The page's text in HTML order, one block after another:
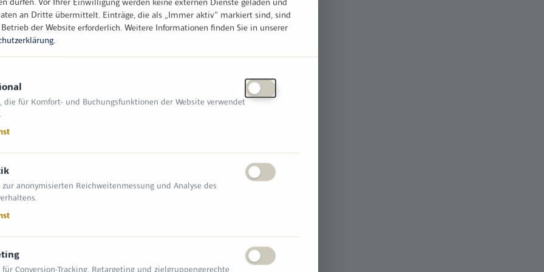
stellt IML innovative Holzprüfsysteme
Kombination von holzfachlicher und
von verschiedenen
uns heute zu einem der marktführenden
gemacht. Ergänzt wird das
durch die PiCUS Messtechnik, die
für die Erkennung und
im Rahmen der
kontinuierlichen Erfolges liegt in unserem
Die Messmethoden unserer
anerkannt und werden von Fachleuten
empfohlen.
an Dritte übermittelt. Einträge, die als „Immer aktiv" markiert sind, sind
der Website erforderlich. Weitere Informationen finden Sie in unserer
.
die für Komfort- und Buchungsfunktionen der Website verwendet
zur anonymisierten Reichweitenmessung und Analyse des
für Conversion-Tracking, Retargeting und zielgruppengerechte